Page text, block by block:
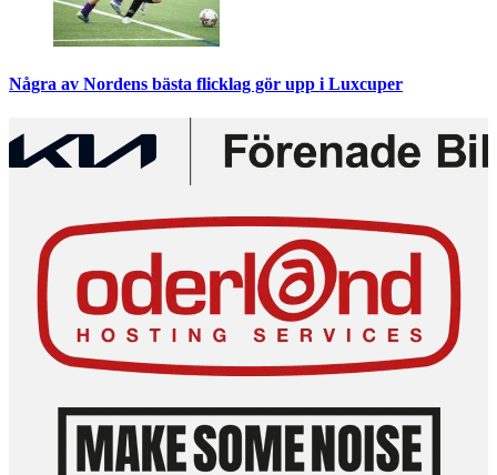
Några av Nordens bästa flicklag gör upp i Luxcuper